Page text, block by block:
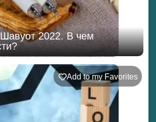
2022. В чем
Add to my Favorites